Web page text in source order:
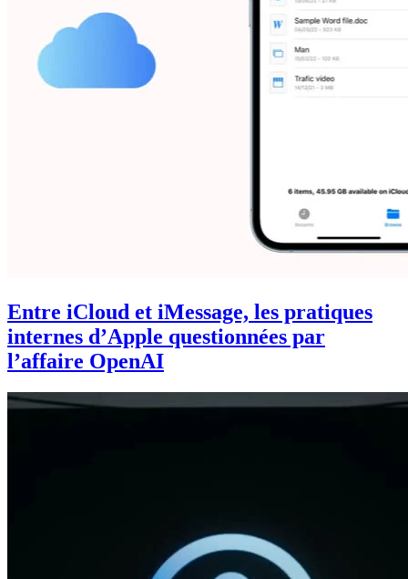
Entre iCloud et iMessage, les pratiques
internes d’Apple questionnées par
l’affaire OpenAI